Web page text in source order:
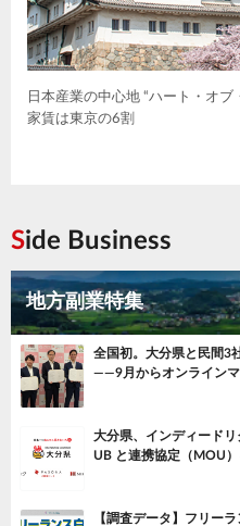
日本産業の中心地 “ハート・オブ
家賃は東京の6割
Side Business
地方副業特集
全国初。大分県と民間3
——9月からオンライン
大分県、インディード
UB と連携協定（MOU
【調査データ】フリー